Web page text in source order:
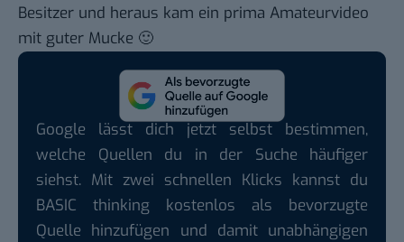
Besitzer und heraus kam ein prima Amateurvideo
mit guter Mucke 🙂
Google lässt dich jetzt selbst bestimmen,
welche Quellen du in der Suche häufiger
siehst. Mit zwei schnellen Klicks kannst du
BASIC thinking kostenlos als bevorzugte
Quelle hinzufügen und damit unabhängigen